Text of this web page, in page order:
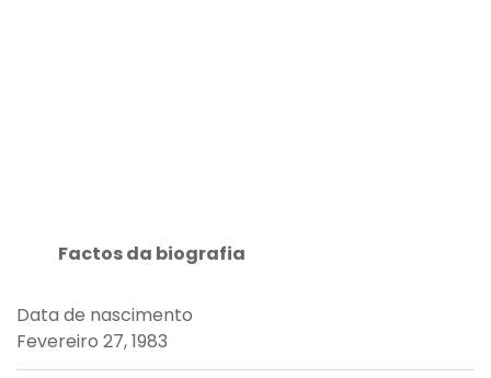
Factos da biografia
Data de nascimento
Fevereiro 27, 1983